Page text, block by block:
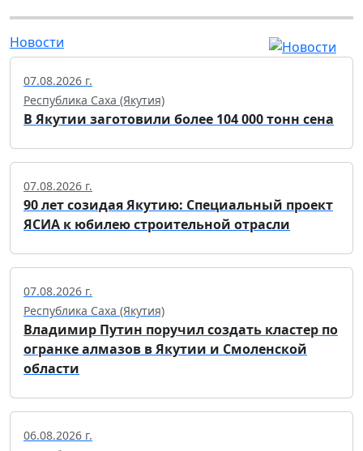
Новости
07.08.2026 г.
Республика Саха (Якутия)
В Якутии заготовили более 104 000 тонн сена
07.08.2026 г.
90 лет созидая Якутию: Специальный проект
ЯСИА к юбилею строительной отрасли
07.08.2026 г.
Республика Саха (Якутия)
Владимир Путин поручил создать кластер по
огранке алмазов в Якутии и Смоленской
области
06.08.2026 г.